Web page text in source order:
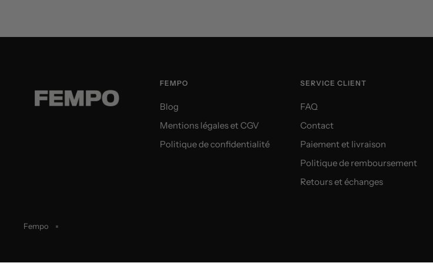
FEMPO
Blog
Mentions légales et CGV
Politique de confidentialité
SERVICE CLIENT
FAQ
Contact
Paiement et livraison
Politique de remboursement
Retours et échanges
Fempo